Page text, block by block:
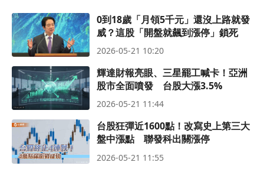
0到18歲「月領5千元」還沒上路就發
威？這股「開盤就飆到漲停」鎖死
2026-05-21 10:20
輝達財報亮眼、三星罷工喊卡！亞洲
股市全面噴發 台股大漲3.5%
2026-05-21 11:44
台股狂彈近1600點！改寫史上第三大
盤中漲點 聯發科出關漲停
2026-05-21 11:55